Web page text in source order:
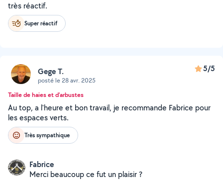
très réactif.
Super réactif
Gege T.
posté le 28 avr. 2025
5/5
Taille de haies et d'arbustes
Au top, a l'heure et bon travail, je recommande Fabrice pour
les espaces verts.
Très sympathique
Fabrice
Merci beaucoup ce fut un plaisir ?